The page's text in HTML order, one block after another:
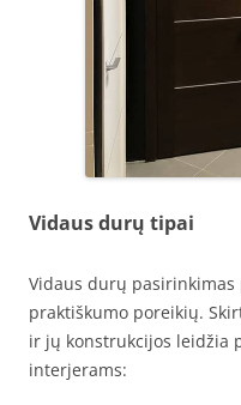
Vidaus durų tipai
Vidaus durų
praktiškumo poreikių.
ir jų konstrukcijos leidžia
interjerams: